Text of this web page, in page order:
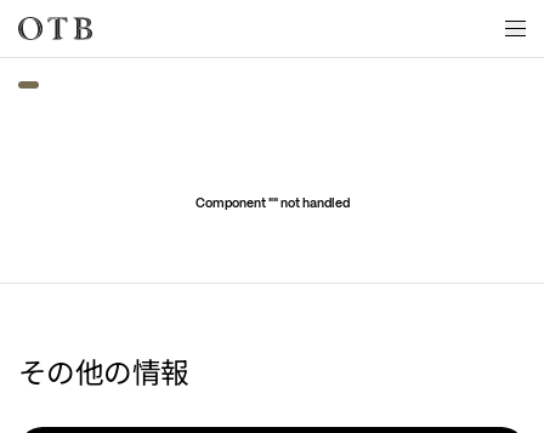
Skip to main content
Component "" not handled
その他の情報